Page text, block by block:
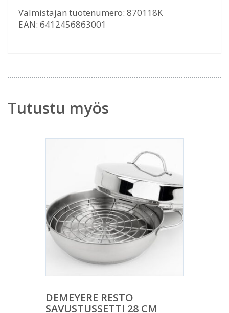
Valmistajan tuotenumero: 870118K
EAN: 6412456863001
Tutustu myös
DEMEYERE RESTO
SAVUSTUSSETTI 28 CM